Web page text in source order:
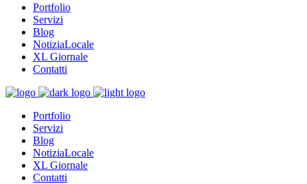
Portfolio
Servizi
Blog
NotiziaLocale
XL Giornale
Contatti
Portfolio
Servizi
Blog
NotiziaLocale
XL Giornale
Contatti